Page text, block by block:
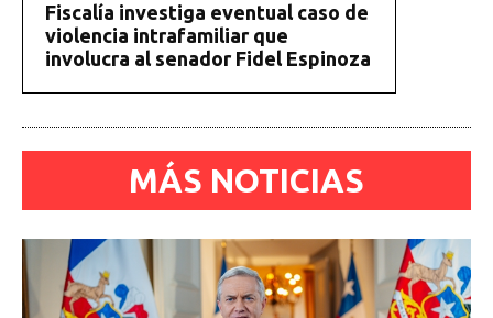
Fiscalía investiga eventual caso de
violencia intrafamiliar que
involucra al senador Fidel Espinoza
MÁS NOTICIAS